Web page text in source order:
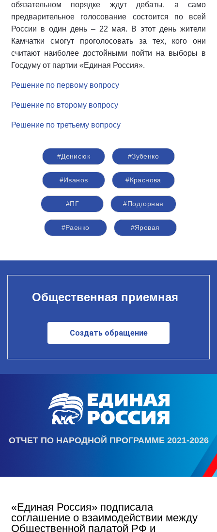
обязательном порядке ждут дебаты, а само
предварительное голосование состоится по всей
России в один день – 22 мая. В этот день жители
Камчатки смогут проголосовать за тех, кого они
считают наиболее достойными пойти на выборы в
Госдуму от партии «Единая Россия».
Решение по первому вопросу
Решение по второму вопросу
Решение по третьему вопросу
#Денисюк #Зубенко
#Иванов #Краснова
#ПГ #Подгорная
#Раенко #Яровая
Общественная приемная
Создать обращение
ОТЧЕТ ПО НАРОДНОЙ ПРОГРАММЕ 2021-2026
«Единая Россия» подписала
соглашение о взаимодействии между
Общественной палатой РФ и